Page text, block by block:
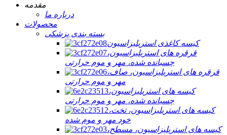
مقدمه
درباره ما
محصولات
بسته بندی پزشکی
کیسه کاغذی استریلیزاسیون
قرقره های استریلیزاسیون،
چسبانده شده، مهر و موم حرارتی
قرقره های استریلیزاسیون، صاف،
مهر و موم حرارتی
کیسه های استریلیزاسیون،
چسبانده شده، مهر و موم حرارتی
کیسه های استریلیزاسیون، تخت،
خود مهر و موم شده
کیسه های استریلیزاسیون، مسطح،